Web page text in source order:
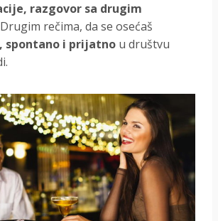
razgovor sa drugim
rečima, da se osećaš
spontano i prijatno u društvu